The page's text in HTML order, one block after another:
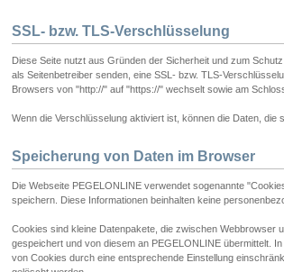
SSL- bzw. TLS-Verschlüsselung
Diese Seite nutzt aus Gründen der Sicherheit und zum
als Seitenbetreiber senden, eine SSL- bzw. TLS-
Browsers von "http://" auf "https://" wechselt sowie am
Wenn die Verschlüsselung aktiviert ist, können die Daten, die
Speicherung von Daten im Browser
Die Webseite PEGELONLINE verwendet sogenannte
speichern. Diese Informationen beinhalten keine
Cookies sind kleine Datenpakete, die zwischen
gespeichert und von diesem an PEGELONLINE übermittelt.
von Cookies durch eine entsprechende Einstellung